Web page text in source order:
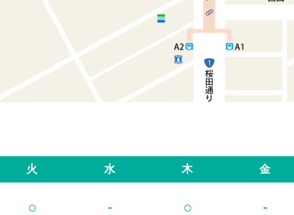
火 水 木 金
○ - ○ -